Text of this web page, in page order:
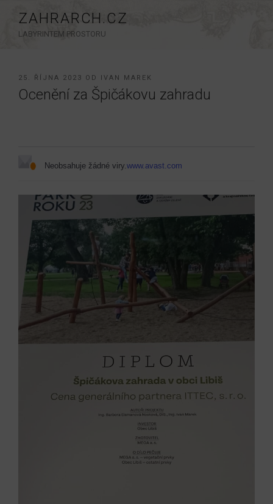
obsahu
ZAHRARCH.CZ
LABYRINTEM PROSTORU
PUBLIKOVÁNO
25. ŘÍJNA 2023 OD IVAN MAREK
Ocenění za Špičákovu zahradu
Neobsahuje žádné viry.www.avast.com